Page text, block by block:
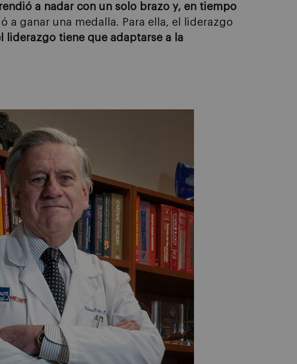
a nadar con un solo brazo y, en tiempo
a ganar una medalla. Para ella, el liderazgo
liderazgo tiene que adaptarse a la